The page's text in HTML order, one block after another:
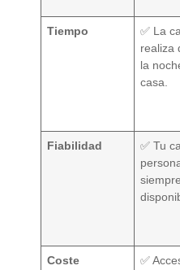
Tiempo
✅ La
realiza
la
casa.
Fiabilidad
✅ Tu
siempre
Coste
✅